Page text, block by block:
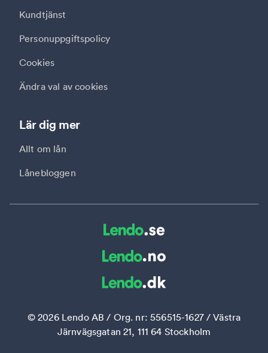
Lär dig mer
Allt om lån
Lånebloggen
Kundtjänst
Personuppgiftspolicy
Cookies
Ändra val av cookies
©2026Lendo AB / Org. nr: 556515-1627 / Västra
Järnvägsgatan 21, 111 64 Stockholm